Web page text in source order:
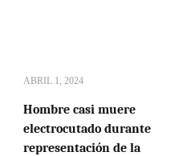
ABRIL 1, 2024
Hombre casi muere
electrocutado durante
representación de la